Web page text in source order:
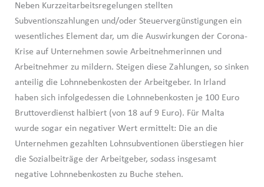
Neben Kurzzeitarbeitsregelungen stellten
Subventionszahlungen und/oder Steuervergünstigungen ein
wesentliches Element dar, um die Auswirkungen der Corona-
Krise auf Unternehmen sowie Arbeitnehmerinnen und
Arbeitnehmer zu mildern. Steigen diese Zahlungen, so sinken
anteilig die Lohnnebenkosten der Arbeitgeber. In Irland
haben sich infolgedessen die Lohnnebenkosten je 100 Euro
Bruttoverdienst halbiert (von 18 auf 9 Euro). Für Malta
wurde sogar ein negativer Wert ermittelt: Die an die
Unternehmen gezahlten Lohnsubventionen überstiegen hier
die Sozialbeiträge der Arbeitgeber, sodass insgesamt
negative Lohnnebenkosten zu Buche stehen.